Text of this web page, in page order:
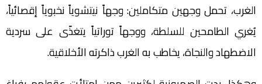
الغرب، تحمل وجهين متكاملين: وجهاً نيتشوياً نخبوياً إقصائياً،
يُغري الطامحين للسلطة، ووجهاً توراتياً يتغذّى على سردية
الاضطهاد والنجاة، يخاطب به الغرب ذاكرته الأخلاقية.